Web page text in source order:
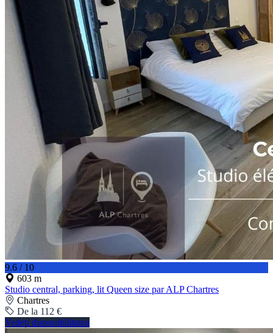
9.6 / 10
603 m
Studio central, parking, lit Queen size par ALP Chartres
Chartres
De la 112 €
Vedeți disponibilitatea